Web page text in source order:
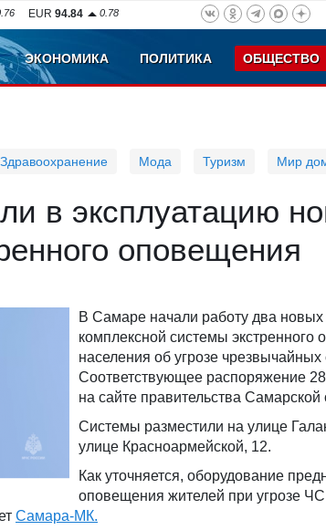
EUR 94.84 0.78
ЭКОНОМИКА ПОЛИТИКА ОБЩЕСТВО
Здравоохранение Мода Туризм Мир
в эксплуатацию
оповещения
В Самаре начали работу два новых
комплексной системы экстренного
населения об угрозе чрезвычайных
Соответствующее распоряжение
на сайте правительства Самарской
Системы разместили на улице
улице Красноармейской, 12.
Как уточняется, оборудование
оповещения жителей при угрозе
Самара-МК.